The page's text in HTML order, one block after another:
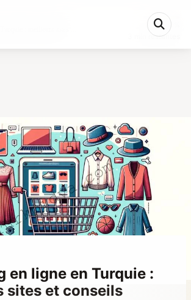
: meilleurs sites ...
3 min restantes
en ligne en Turquie :
sites et conseils